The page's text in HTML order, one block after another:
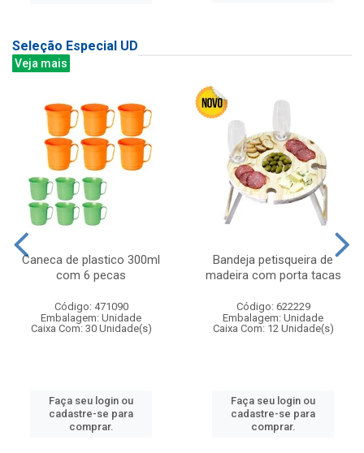
Seleção Especial UD
Veja mais
Caneca de plastico 300ml
com 6 pecas
Código: 471090
Embalagem: Unidade
Caixa Com: 30 Unidade(s)
Faça seu login ou
cadastre-se para
comprar.
Bandeja petisqueira de
madeira com porta tacas
Código: 622229
Embalagem: Unidade
Caixa Com: 12 Unidade(s)
Faça seu login ou
cadastre-se para
comprar.